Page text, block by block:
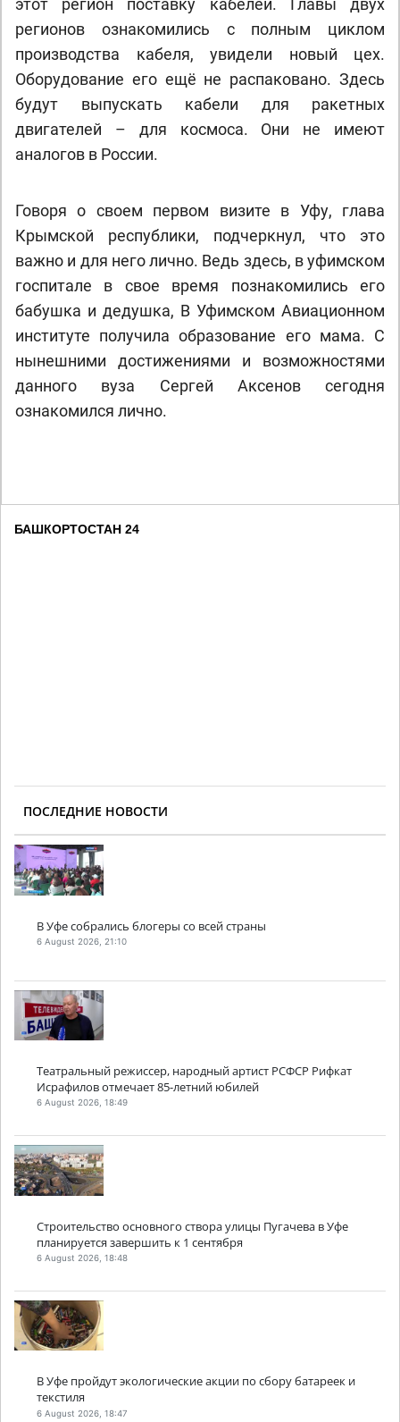
этот регион поставку кабелей. Главы двух
регионов ознакомились с полным циклом
производства кабеля, увидели новый цех.
Оборудование его ещё не распаковано. Здесь
будут выпускать кабели для ракетных
двигателей – для космоса. Они не имеют
аналогов в России.
Говоря о своем первом визите в Уфу, глава
Крымской республики, подчеркнул, что это
важно и для него лично. Ведь здесь, в уфимском
госпитале в свое время познакомились его
бабушка и дедушка, В Уфимском Авиационном
институте получила образование его мама. С
нынешними достижениями и возможностями
данного вуза Сергей Аксенов сегодня
ознакомился лично.
БАШКОРТОСТАН 24
ПОСЛЕДНИЕ НОВОСТИ
В Уфе собрались блогеры со всей страны
6 August 2026, 21:10
Театральный режиссер, народный артист РСФСР Рифкат
Исрафилов отмечает 85-летний юбилей
6 August 2026, 18:49
Строительство основного створа улицы Пугачева в Уфе
планируется завершить к 1 сентября
6 August 2026, 18:48
В Уфе пройдут экологические акции по сбору батареек и
текстиля
6 August 2026, 18:47